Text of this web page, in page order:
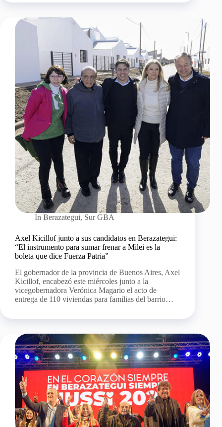
In Berazategui, Sur GBA
Axel Kicillof junto a sus candidatos en Berazategui:
“El instrumento para sumar frenar a Milei es la
boleta que dice Fuerza Patria”
El gobernador de la provincia de Buenos Aires, Axel
Kicillof, encabezó este miércoles junto a la
vicegobernadora Verónica Magario el acto de
entrega de 110 viviendas para familias del barrio…